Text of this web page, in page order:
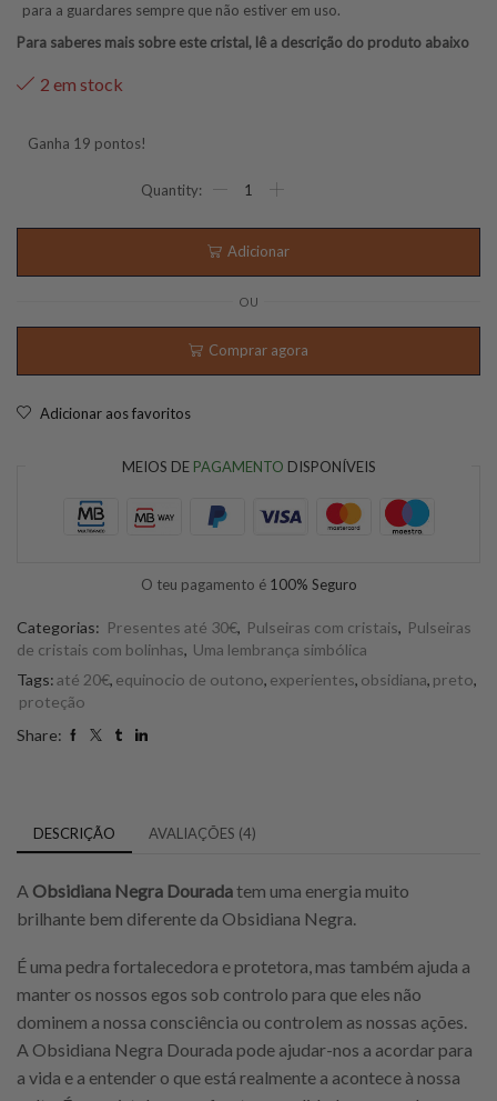
para a guardares sempre que não estiver em uso.
Para saberes mais sobre este cristal, lê a descrição do produto abaixo
2 em stock
Ganha 19 pontos!
Adicionar
OU
Comprar agora
Adicionar aos favoritos
MEIOS DE PAGAMENTO DISPONÍVEIS
O teu pagamento é 100% Seguro
Categorias: Presentes até 30€, Pulseiras com cristais, Pulseiras
de cristais com bolinhas, Uma lembrança simbólica
Tags:até 20€, equinocio de outono, experientes, obsidiana, preto,
proteção
Share:
DESCRIÇÃO AVALIAÇÕES (4)
A Obsidiana Negra Douradatem uma energia muito
brilhante bem diferente da Obsidiana Negra.
É uma pedra fortalecedora e protetora, mas também ajuda a
manter os nossos egos sob controlo para que eles não
dominem a nossa consciência ou controlem as nossas ações.
A Obsidiana Negra Dourada pode ajudar-nos a acordar para
a vida e a entender o que está realmente a acontece à nossa